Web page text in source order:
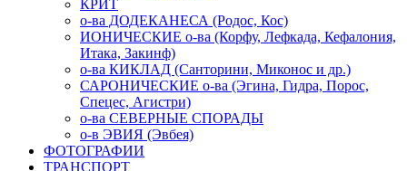
КРИТ
о-ва ДОДЕКАНЕСА (Родос, Кос)
ИОНИЧЕСКИЕ о-ва (Корфу, Лефкада, Кефалония,
Итака, Закинф)
о-ва КИКЛАД (Санторини, Миконос и др.)
САРОНИЧЕСКИЕ о-ва (Эгина, Гидра, Порос,
Спецес, Агистри)
о-ва СЕВЕРНЫЕ СПОРАДЫ
о-в ЭВИЯ (Эвбея)
ФОТОГРАФИИ
ТРАНСПОРТ